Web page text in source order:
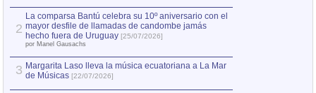
2
La comparsa Bantú celebra su 10º aniversario con el
mayor desfile de llamadas de candombe jamás
hecho fuera de Uruguay [25/07/2026]
por Manel Gausachs
3 Margarita Laso lleva la música ecuatoriana a La Mar
de Músicas [22/07/2026]